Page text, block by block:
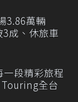
3.86萬輛
成、休旅車
段精彩旅程
Touring全台